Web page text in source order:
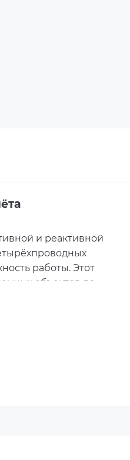
и реактивной
работы. Этот
объектов до
значений, что
включая текущие
дальнейшего
счётчик в систему